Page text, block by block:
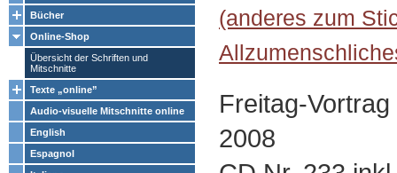
Bücher
Online-Shop
Übersicht der Schriften und
Mitschnitte
Texte „online”
Audio-visuelle Mitschnitte online
English
Espagnol
(anderes zum
Freitag-
2008